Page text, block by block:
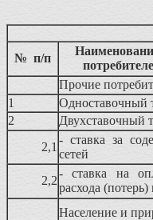
№ п/п
Прочие
1
Одноставочный
2
Двухставочный
2,1
- ставка за
сетей
2,2
- ставка на
расхода (потерь)
Население и